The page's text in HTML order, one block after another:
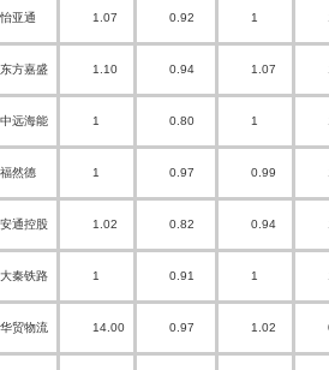
怡亚通 1.07 0.92 1
东方嘉盛 1.10 0.94 1.07
中远海能 1 0.80 1
福然德 1 0.97 0.99
安通控股 1.02 0.82 0.94
大秦铁路 1 0.91 1
华贸物流 14.00 0.97 1.02